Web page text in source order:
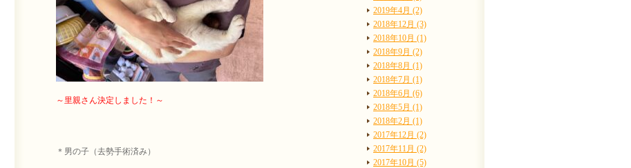
～里親さん決定しました！～
＊男の子（去勢手術済み）
2019年4月 (2)
2018年12月 (3)
2018年10月 (1)
2018年9月 (2)
2018年8月 (1)
2018年7月 (1)
2018年6月 (6)
2018年5月 (1)
2018年2月 (1)
2017年12月 (2)
2017年11月 (2)
2017年10月 (5)